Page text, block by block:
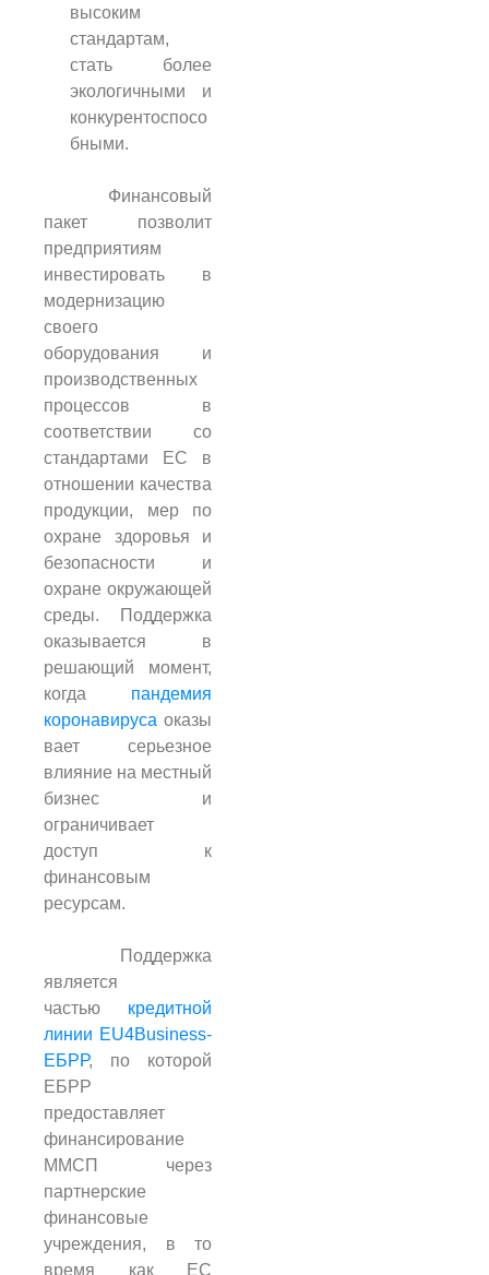
высоким
стандартам,
стать более
экологичными и
конкурентоспосо
бными.
Финансовый
пакет позволит
предприятиям
инвестировать в
модернизацию
своего
оборудования и
производственных
процессов в
соответствии со
стандартами ЕС в
отношении качества
продукции, мер по
охране здоровья и
безопасности и
охране окружающей
среды. Поддержка
оказывается в
решающий момент,
когда пандемия
коронавируса оказы
вает серьезное
влияние на местный
бизнес и
ограничивает
доступ к
финансовым
ресурсам.
Поддержка
является
частью кредитной
линии EU4Business-
ЕБРР, по которой
ЕБРР
предоставляет
финансирование
ММСП через
партнерские
финансовые
учреждения, в то
время как ЕС